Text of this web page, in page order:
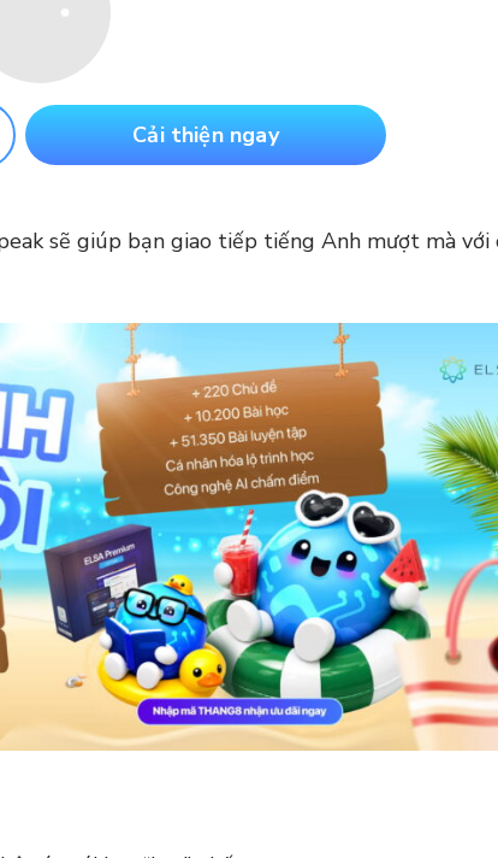
Cải thiện ngay
sẽ giúp bạn giao tiếp tiếng Anh mượt mà với